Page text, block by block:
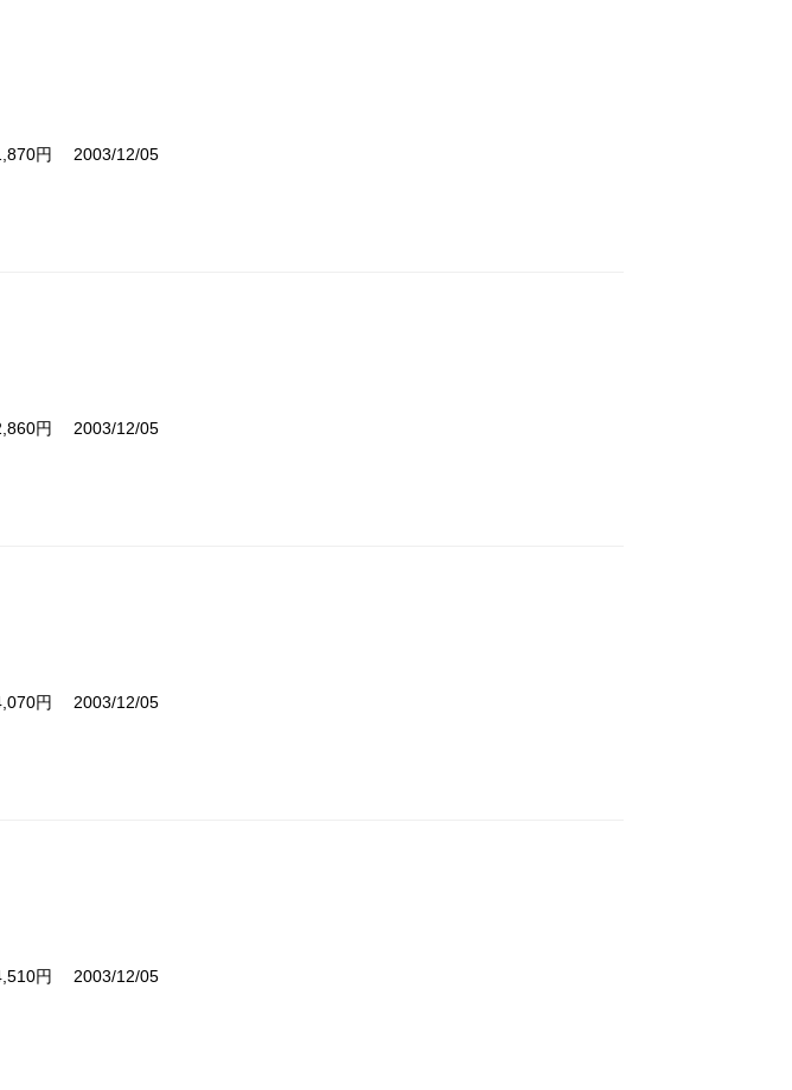
円 2003/12/05
円 2003/12/05
円 2003/12/05
円 2003/12/05